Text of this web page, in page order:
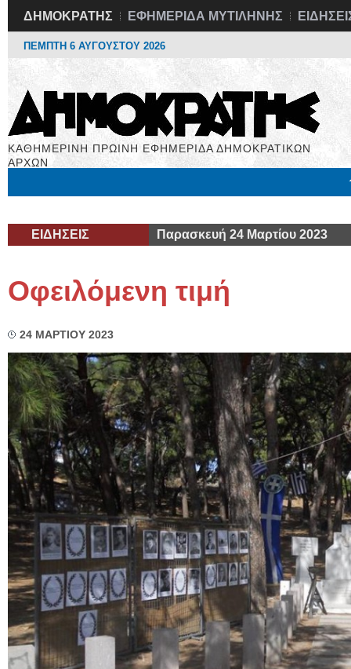
ΔΗΜΟΚΡΑΤΗΣ ΕΦΗΜΕΡΙΔΑ ΜΥΤΙΛΗΝΗΣ
ΠΕΜΠΤΗ 6 ΑΥΓΟΥΣΤΟΥ 2026
ΚΑΘΗΜΕΡΙΝΗ ΠΡΩΙΝΗ ΕΦΗΜΕΡΙΔΑ ΔΗΜΟΚΡΑΤΙΚΩΝ
ΑΡΧΩΝ
ΕΙΔΗΣΕΙΣ Παρασκευή 24 Μαρτίου 2023
Οφειλόμενη τιμή
24 ΜΑΡΤΙΟΥ 2023